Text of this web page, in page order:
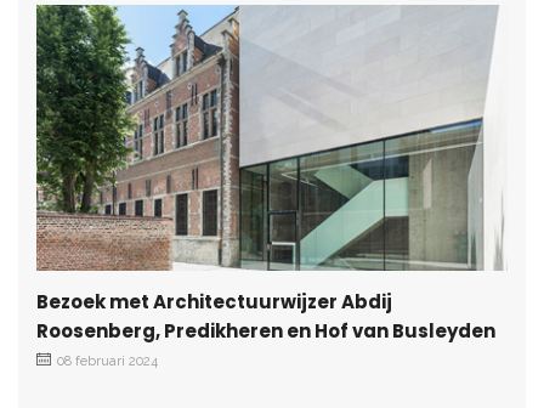
Bezoek met Architectuurwijzer Abdij
Roosenberg, Predikheren en Hof van Busleyden
08 februari 2024